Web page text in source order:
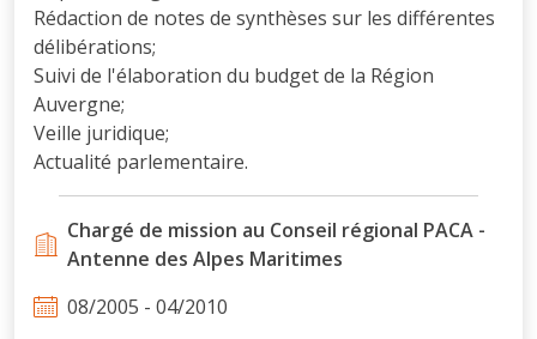
Rédaction de notes de synthèses sur les différentes
délibérations;
Suivi de l'élaboration du budget de la Région
Auvergne;
Veille juridique;
Actualité parlementaire.
Chargé de mission au Conseil régional PACA -
Antenne des Alpes Maritimes
08/2005 - 04/2010